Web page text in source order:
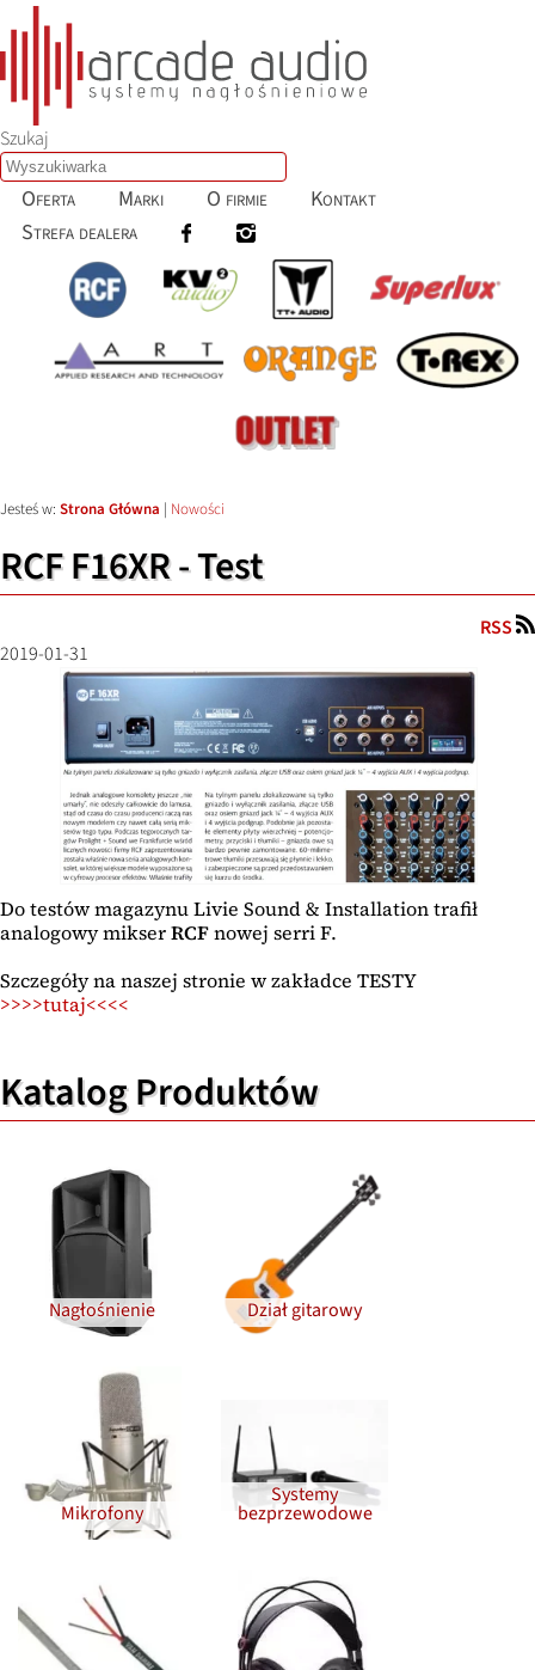
Szukaj
Oferta Marki O firmie
Kontakt
Strefa dealera
Jesteś w: Strona Główna | Nowości
RCF F16XR - Test
RSS
2019-01-31
Do testów magazynu Livie Sound & Installation trafił
analogowy mikserRCFnowej serri F.
Szczegóły na naszej stronie w zakładce TESTY
>>>>tutaj<<<<
Katalog Produktów
Nagłośnienie Dział gitarowy
Mikrofony
Systemy
bezprzewodowe